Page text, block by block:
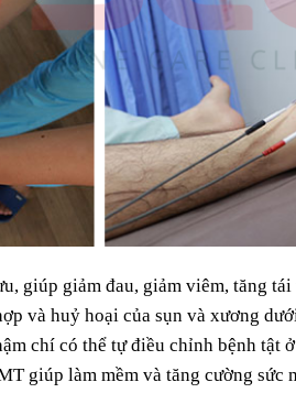
giúp giảm đau, giảm viêm, tăng
và huỷ hoại của sụn và xương
chí có thể tự điều chỉnh bệnh tật
giúp làm mềm và tăng cường sức